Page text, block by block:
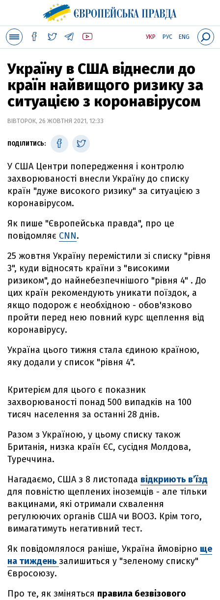
УКР РУС ENG
Україну в США віднесли до
країн найвищого ризику за
ситуацією з коронавірусом
ВІВТОРОК, 26 ЖОВТНЯ 2021, 12:33
ПОДІЛИТИСЬ:
У США Центри попередження і контролю
захворюваності внесли Україну до списку
країн "дуже високого ризику" за ситуацією з
коронавірусом.
Як пише "Європейська правда", про це
повідомляє CNN.
25 жовтня Україну перемістили зі списку "рівня
3", куди відносять країни з "високими
ризиком", до найнебезпечнішого "рівня 4" . До
цих країн рекомендують уникати поїздок, а
якщо подорож є необхідною - обов'язково
пройти перед нею повний курс щеплення від
коронавірусу.
Україна цього тижня стала єдиною країною,
яку додали у список "рівня 4".
Критерієм для цього є показник
захворюваності понад 500 випадків на 100
тисяч населення за останні 28 днів.
Разом з Україною, у цьому списку також
Британія, низка країн ЄС, сусідня Молдова,
Туреччина.
Нагадаємо, США з 8 листопада відкриють в’їзд
для повністю щеплених іноземців - але тільки
вакцинами, які отримали схвалення
регулюючих органів США чи ВООЗ. Крім того,
вимагатимуть негативний тест.
Як повідомлялося раніше, Україна ймовірно ще
на тиждень залишиться у "зеленому списку"
Євросоюзу.
Про те, як зміняться правила безвізового